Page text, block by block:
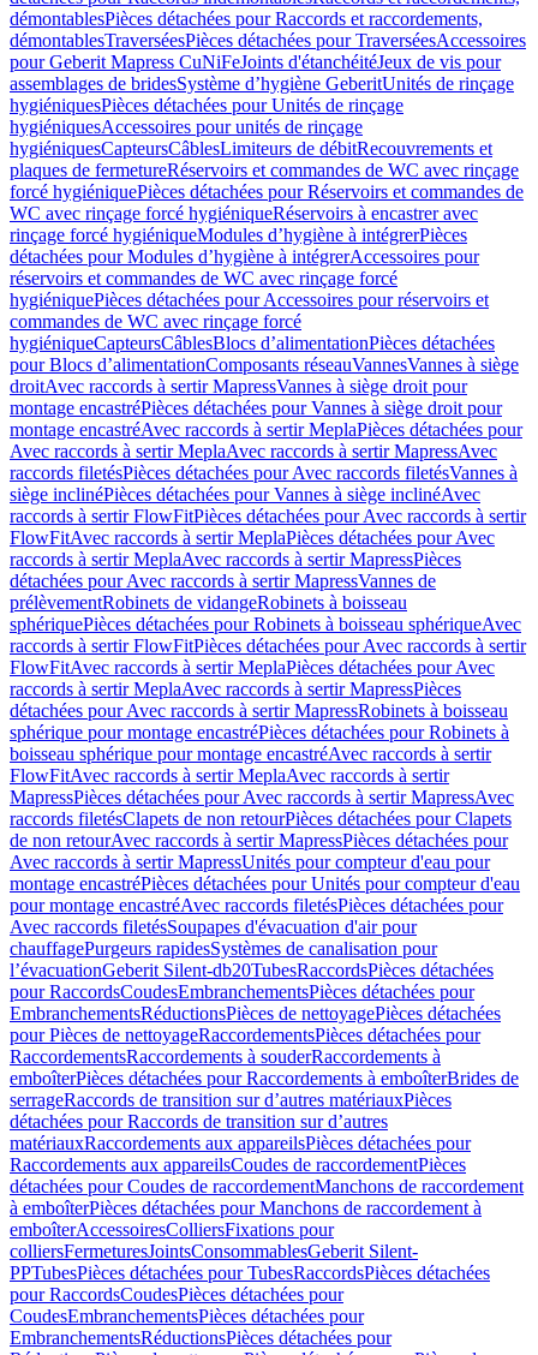
démontablesPièces détachées pour Raccords et raccordements,
démontablesTraverséesPièces détachées pour TraverséesAccessoires
pour Geberit Mapress CuNiFeJoints d'étanchéitéJeux de vis pour
assemblages de bridesSystème d’hygiène GeberitUnités de rinçage
hygiéniquesPièces détachées pour Unités de rinçage
hygiéniquesAccessoires pour unités de rinçage
hygiéniquesCapteursCâblesLimiteurs de débitRecouvrements et
plaques de fermetureRéservoirs et commandes de WC avec rinçage
forcé hygiéniquePièces détachées pour Réservoirs et commandes de
WC avec rinçage forcé hygiéniqueRéservoirs à encastrer avec
rinçage forcé hygiéniqueModules d’hygiène à intégrerPièces
détachées pour Modules d’hygiène à intégrerAccessoires pour
réservoirs et commandes de WC avec rinçage forcé
hygiéniquePièces détachées pour Accessoires pour réservoirs et
commandes de WC avec rinçage forcé
hygiéniqueCapteursCâblesBlocs d’alimentationPièces détachées
pour Blocs d’alimentationComposants réseauVannesVannes à siège
droitAvec raccords à sertir MapressVannes à siège droit pour
montage encastréPièces détachées pour Vannes à siège droit pour
montage encastréAvec raccords à sertir MeplaPièces détachées pour
Avec raccords à sertir MeplaAvec raccords à sertir MapressAvec
raccords filetésPièces détachées pour Avec raccords filetésVannes à
siège inclinéPièces détachées pour Vannes à siège inclinéAvec
raccords à sertir FlowFitPièces détachées pour Avec raccords à sertir
FlowFitAvec raccords à sertir MeplaPièces détachées pour Avec
raccords à sertir MeplaAvec raccords à sertir MapressPièces
détachées pour Avec raccords à sertir MapressVannes de
prélèvementRobinets de vidangeRobinets à boisseau
sphériquePièces détachées pour Robinets à boisseau sphériqueAvec
raccords à sertir FlowFitPièces détachées pour Avec raccords à sertir
FlowFitAvec raccords à sertir MeplaPièces détachées pour Avec
raccords à sertir MeplaAvec raccords à sertir MapressPièces
détachées pour Avec raccords à sertir MapressRobinets à boisseau
sphérique pour montage encastréPièces détachées pour Robinets à
boisseau sphérique pour montage encastréAvec raccords à sertir
FlowFitAvec raccords à sertir MeplaAvec raccords à sertir
MapressPièces détachées pour Avec raccords à sertir MapressAvec
raccords filetésClapets de non retourPièces détachées pour Clapets
de non retourAvec raccords à sertir MapressPièces détachées pour
Avec raccords à sertir MapressUnités pour compteur d'eau pour
montage encastréPièces détachées pour Unités pour compteur d'eau
pour montage encastréAvec raccords filetésPièces détachées pour
Avec raccords filetésSoupapes d'évacuation d'air pour
chauffagePurgeurs rapidesSystèmes de canalisation pour
l’évacuationGeberit Silent-db20TubesRaccordsPièces détachées
pour RaccordsCoudesEmbranchementsPièces détachées pour
EmbranchementsRéductionsPièces de nettoyagePièces détachées
pour Pièces de nettoyageRaccordementsPièces détachées pour
RaccordementsRaccordements à souderRaccordements à
emboîterPièces détachées pour Raccordements à emboîterBrides de
serrageRaccords de transition sur d’autres matériauxPièces
détachées pour Raccords de transition sur d’autres
matériauxRaccordements aux appareilsPièces détachées pour
Raccordements aux appareilsCoudes de raccordementPièces
détachées pour Coudes de raccordementManchons de raccordement
à emboîterPièces détachées pour Manchons de raccordement à
emboîterAccessoiresColliersFixations pour
colliersFermeturesJointsConsommablesGeberit Silent-
PPTubesPièces détachées pour TubesRaccordsPièces détachées
pour RaccordsCoudesPièces détachées pour
CoudesEmbranchementsPièces détachées pour
EmbranchementsRéductionsPièces détachées pour